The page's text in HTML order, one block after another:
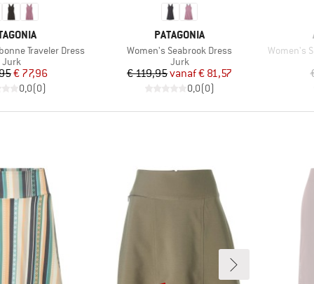
Traveler Dress
Productgroep
Jurk
Prijs
Verlaagde prijs
€ 77,96
0,0(0)
MERK
PATAGONIA
Artikel
Women's Seabrook Dress
Productgroep
Jurk
Prijs
€ 119,95 Verlaagde prijs
vanaf€ 81,57
0,0(0)
Artikel
Women's